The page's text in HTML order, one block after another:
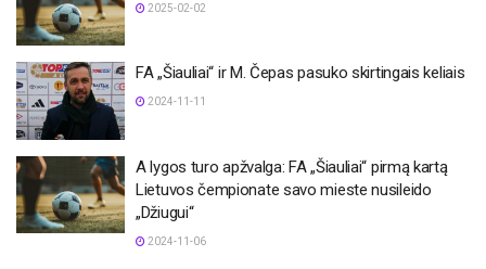
2025-02-02
FA „Šiauliai“ ir M. Čepas pasuko skirtingais keliais
2024-11-11
A lygos turo apžvalga: FA „Šiauliai“ pirmą kartą
Lietuvos čempionate savo mieste nusileido
„Džiugui“
2024-11-06